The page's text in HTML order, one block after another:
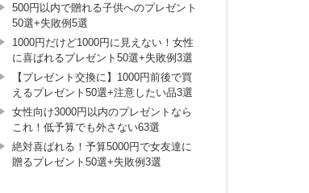
500円以内で贈れる子供へのプレゼント
50選+失敗例5選
1000円だけど1000円に見えない！女性
に喜ばれるプレゼント50選+失敗例3選
【プレゼント交換に】1000円前後で買
えるプレゼント50選+注意したい品3選
女性向け3000円以内のプレゼントなら
これ！低予算でも外さない63選
絶対喜ばれる！予算5000円で女友達に
贈るプレゼント50選+失敗例3選